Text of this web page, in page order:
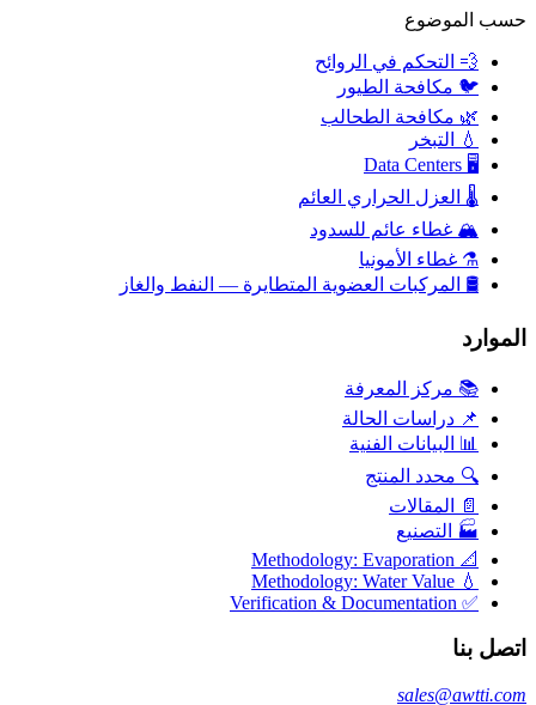
حسب الموضوع
💨 التحكم في الروائح
🐦 مكافحة الطيور
🌿 مكافحة الطحالب
💧
التبخر
🖥️
🌡️ العزل الحراري العائم
🏔️ غطاء عائم للسدود
⚗️ غطاء الأمونيا
🛢️ المركبات العضوية المتطايرة — النفط والغاز
الموارد
📚 مركز المعرفة
📌 دراسات الحالة
📊 البيانات الفنية
🔍 محدد المنتج
📄 المقالات
🏭 التصنيع
📐 Methodology: Evaporation
💧 Methodology: Water Value
✅ Verification & Documentation
اتصل بنا
sales@awtti.com